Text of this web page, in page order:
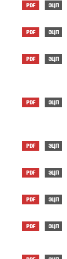
PDF ЭЦП
PDF ЭЦП
PDF ЭЦП
PDF ЭЦП
PDF ЭЦП
PDF ЭЦП
PDF ЭЦП
PDF ЭЦП